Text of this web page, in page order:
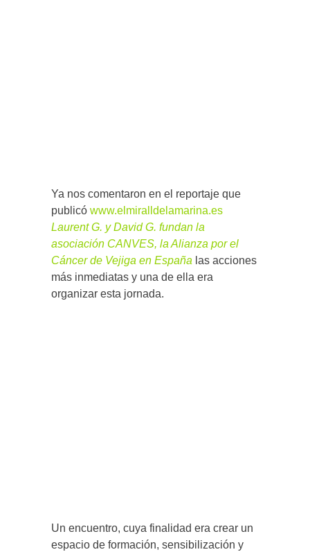
Ya nos comentaron en el reportaje que
publicó www.elmiralldelamarina.es
Laurent G. y David G. fundan la
asociación CANVES, la Alianza por el
Cáncer de Vejiga en España las acciones
más inmediatas y una de ella era
organizar esta jornada.
Un encuentro, cuya finalidad era crear un
espacio de formación, sensibilización y